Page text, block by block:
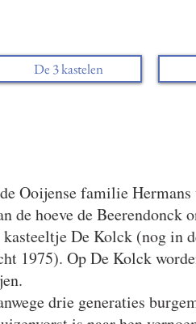
De 3 kastelen
Ooijense familie
de hoeve de
De Kolck (nog in
1975). Op De Kolck
drie generaties